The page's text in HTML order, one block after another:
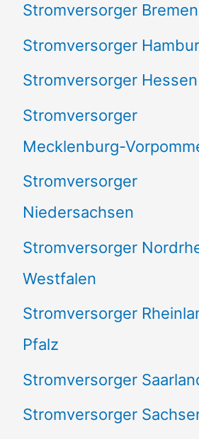
Stromversorger Bremen
Stromversorger
Stromversorger Hessen
Stromversorger
Mecklenburg-
Stromversorger
Niedersachsen
Stromversorger
Westfalen
Stromversorger
Pfalz
Stromversorger
Stromversorger